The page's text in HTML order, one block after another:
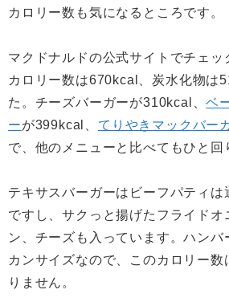
カロリー数も気になるところです。
マクドナルドの公式サイトでチェッ
カロリー数は670kcal、炭水化物は
た。チーズバーガーが310kcal、ベ
ーが399kcal、 てりやきマックバー
で、他のメニューと比べてもひと回
テキサスバーガーはビーフパティは
ですし、サクっと揚げたフライドオ
ン、チーズも入っています。ハンバ
カンサイズなので、このカロリー数
りません。